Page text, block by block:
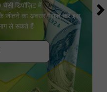
चैंसी डिपॉज़िट में
का अवसर प्राप्त करें इस
ले सकते हैं